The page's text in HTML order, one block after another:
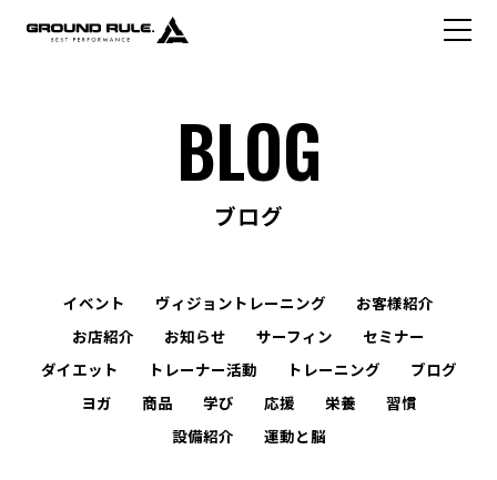
BLOG
ブログ
イベント ヴィジョントレーニング
お客様紹介
お店紹介
お知らせ サーフィン
セミナー
ダイエット
トレーナー活動 トレーニング
ブログ
ヨガ
商品 学び 応援 栄養
習慣
設備紹介
運動と脳